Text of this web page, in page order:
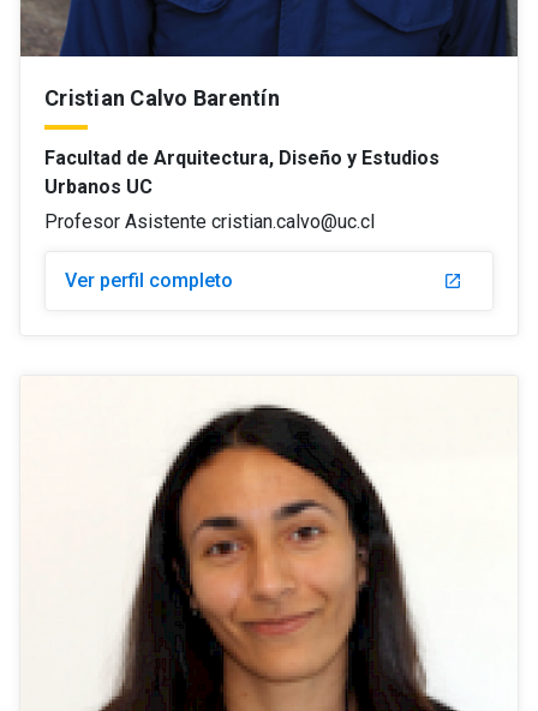
Cristian Calvo Barentín
Facultad de Arquitectura, Diseño y Estudios
Urbanos UC
Profesor Asistente cristian.calvo@uc.cl
Ver perfil completo